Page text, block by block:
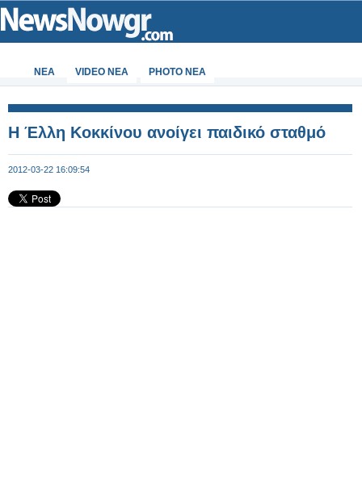
ΝΕΑ VIDEO NEA PHOTO NEA
Η Έλλη Κοκκίνου ανοίγει παιδικό σταθμό
2012-03-22 16:09:54